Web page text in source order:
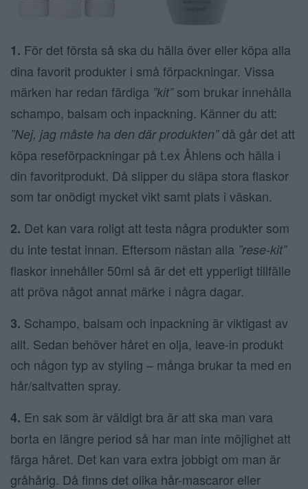
1. För det första så ska du hälla över eller köpa alla
dina favorit produkter i små förpackningar. Vissa
märken har redan färdiga ”kit”som brukar innehålla
schampo, balsam och inpackning. Känner du att:
”Nej, jag måste ha den där produkten”då går det att
köpa reseförpackningar på t.ex Åhlens och hälla i
din favoritprodukt. Då slipper du släpa stora flaskor
som tar onödigt mycket vikt samt plats i väskan.
2. Det kan vara roligt att testa några produkter som
du inte testat innan. Eftersom nästan alla ”rese-kit”
flaskor innehåller 50ml så är det ett ypperligt tillfälle
att pröva något annat märke i några dagar.
3. Schampo, balsam och inpackning är viktigast av
allt. Sedan behöver håret en olja, leave-in produkt
och någon typ av styling – många brukar ta med en
hår/saltvatten spray.
4. En sak som är väldigt bra är att ska man vara
borta en längre period så har man inte möjlighet att
färga håret. Det kan vara extra jobbigt om man är
gråhårig. Då finns det olika hår-mascaror eller